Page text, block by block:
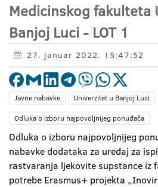
Medicinskog fakulteta
Banjoj Luci - LOT 1
27. januar 2022. 15:47:52
Javne nabavke
Univerzitet u Banjoj Luci
Odluka o izboru najpovoljnijeg ponuđača
Odluka o izboru najpovoljnijeg
nabavke dodataka za uređaj za
rastvaranja ljekovite supstance iz
potrebe Erasmus+ projekta